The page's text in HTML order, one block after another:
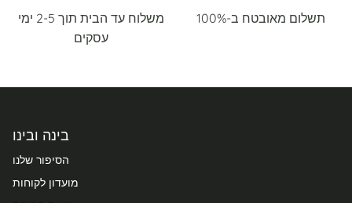
משלוח עד הבית תוך 2-5 ימי
עסקים
תשלום מאובטח ב-100%
בינה ובינו
הסיפור שלנו
מועדון לקוחות